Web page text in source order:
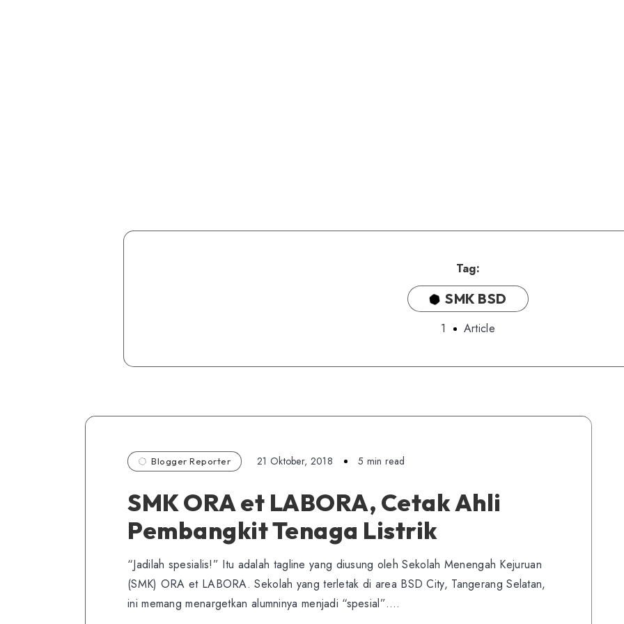
Tag:
SMK BSD
1 Article
Blogger Reporter 21 Oktober, 2018 5 min read
SMK ORA et LABORA, Cetak Ahli
Pembangkit Tenaga Listrik
“Jadilah spesialis!” Itu adalah tagline yang diusung oleh Sekolah Menengah Kejuruan
(SMK) ORA et LABORA. Sekolah yang terletak di area BSD City, Tangerang Selatan,
ini memang menargetkan alumninya menjadi “spesial”….